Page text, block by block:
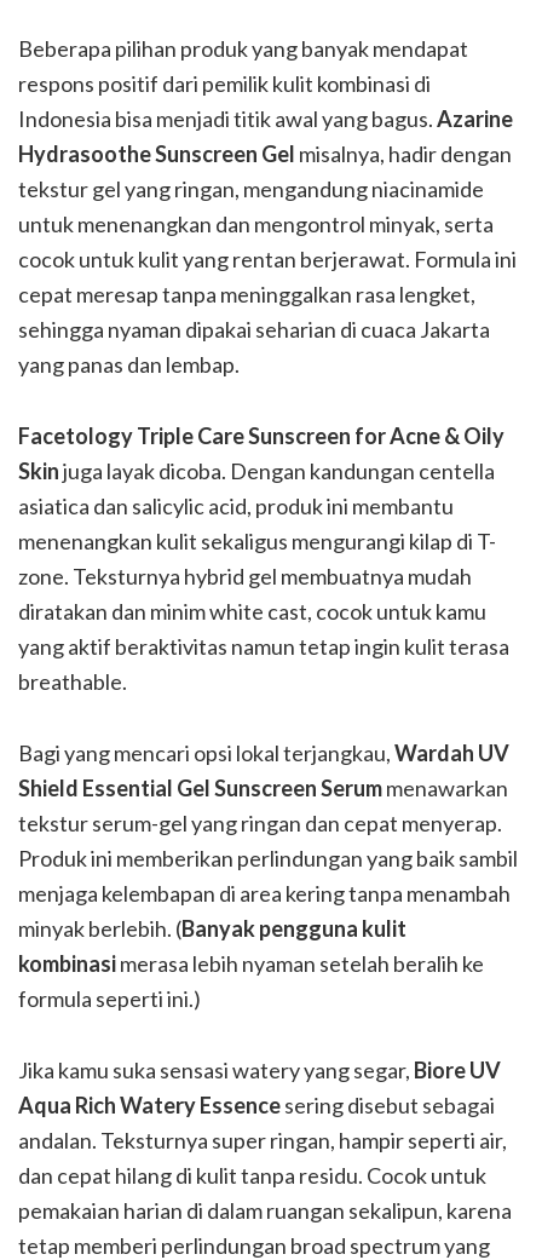
Beberapa pilihan produk yang banyak mendapat
respons positif dari pemilik kulit kombinasi di
Indonesia bisa menjadi titik awal yang bagus.Azarine
Hydrasoothe Sunscreen Gel misalnya, hadir dengan
tekstur gel yang ringan, mengandung niacinamide
untuk menenangkan dan mengontrol minyak, serta
cocok untuk kulit yang rentan berjerawat. Formula ini
cepat meresap tanpa meninggalkan rasa lengket,
sehingga nyaman dipakai seharian di cuaca Jakarta
yang panas dan lembap.
Facetology Triple Care Sunscreen for Acne & Oily
Skinjuga layak dicoba. Dengan kandungan centella
asiatica dan salicylic acid, produk ini membantu
menenangkan kulit sekaligus mengurangi kilap di T-
zone. Teksturnya hybrid gel membuatnya mudah
diratakan dan minim white cast, cocok untuk kamu
yang aktif beraktivitas namun tetap ingin kulit terasa
breathable.
Bagi yang mencari opsi lokal terjangkau,Wardah UV
Shield Essential Gel Sunscreen Serummenawarkan
tekstur serum-gel yang ringan dan cepat menyerap.
Produk ini memberikan perlindungan yang baik sambil
menjaga kelembapan di area kering tanpa menambah
minyak berlebih. (Banyak pengguna kulit
kombinasimerasa lebih nyaman setelah beralih ke
formula seperti ini.)
Jika kamu suka sensasi watery yang segar, Biore UV
Aqua Rich Watery Essencesering disebut sebagai
andalan. Teksturnya super ringan, hampir seperti air,
dan cepat hilang di kulit tanpa residu. Cocok untuk
pemakaian harian di dalam ruangan sekalipun, karena
tetap memberi perlindungan broad spectrum yang